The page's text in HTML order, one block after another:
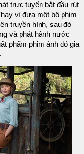
trực tuyến bắt đầu rút
vì đưa một bộ phim
truyền hình, sau đó
và phát hành nước
phẩm phim ảnh đó gia